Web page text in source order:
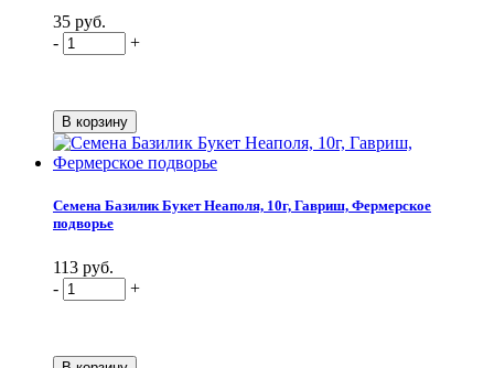
35 руб.
-
+
Семена Базилик Букет Неаполя, 10г, Гавриш, Фермерское
подворье
113 руб.
-
+